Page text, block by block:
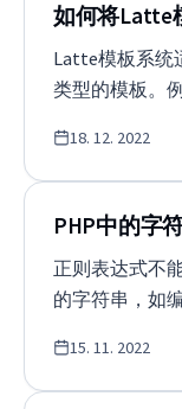
如何将Latte
Latte模板系统
类型的模板。
择，但对于在
仍然获胜。 那
的HTML模板
送的字符串？
$latte-
$template =
{$firstName}：
18. 12. 2022
PHP中的字
正则表达式不
的字符串，如
公式等等。原
含了许多规则
15. 11. 2022